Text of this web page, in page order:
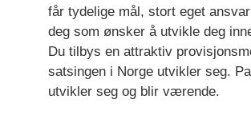
får tydelige mål, stort eget
deg som ønsker å utvikle deg
Du tilbys en attraktiv
satsingen i Norge utvikler seg.
utvikler seg og blir værende.